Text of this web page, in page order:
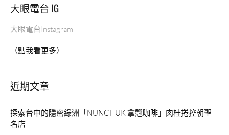
大眼電台 IG
大眼電台Instagram
（點我看更多）
近期文章
探索台中的隱密綠洲「NUNCHUK 拿翹咖啡」肉桂捲控朝聖
名店